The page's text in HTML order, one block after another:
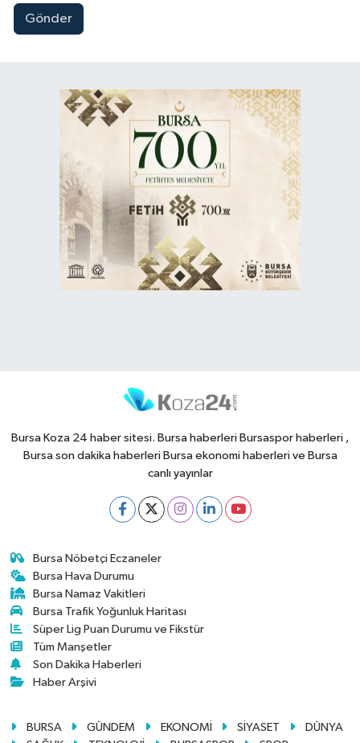
Gönder
Bursa Koza 24 haber sitesi. Bursa haberleri Bursaspor haberleri ,
Bursa son dakika haberleri Bursa ekonomi haberleri ve Bursa
canlı yayınlar
Bursa Nöbetçi Eczaneler
Bursa Hava Durumu
Bursa Namaz Vakitleri
Bursa Trafik Yoğunluk Haritası
Süper Lig Puan Durumu ve Fikstür
Tüm Manşetler
Son Dakika Haberleri
Haber Arşivi
BURSA GÜNDEM EKONOMİ SİYASET
DÜNYA